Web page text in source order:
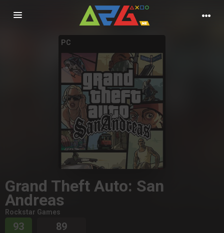
Nawigacja
PC
Grand Theft Auto: San
Andreas
Rockstar Games
93 89